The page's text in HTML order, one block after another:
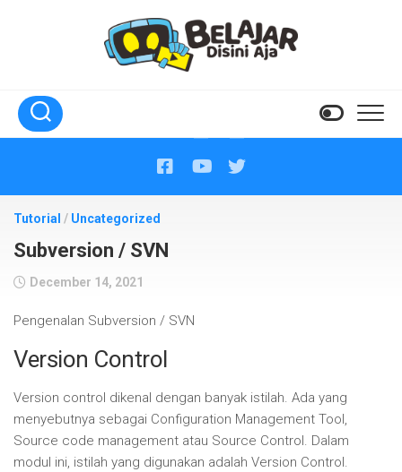
Tutorial / Uncategorized
Subversion / SVN
December 14, 2021
Pengenalan Subversion / SVN
Version Control
Version control dikenal dengan banyak istilah. Ada yang
menyebutnya sebagai Configuration Management Tool,
Source code management atau Source Control. Dalam
modul ini, istilah yang digunakan adalah Version Control.